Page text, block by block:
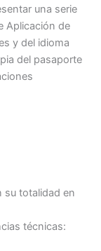
una serie
Aplicación de
y del idioma
del pasaporte
su totalidad en
técnicas: